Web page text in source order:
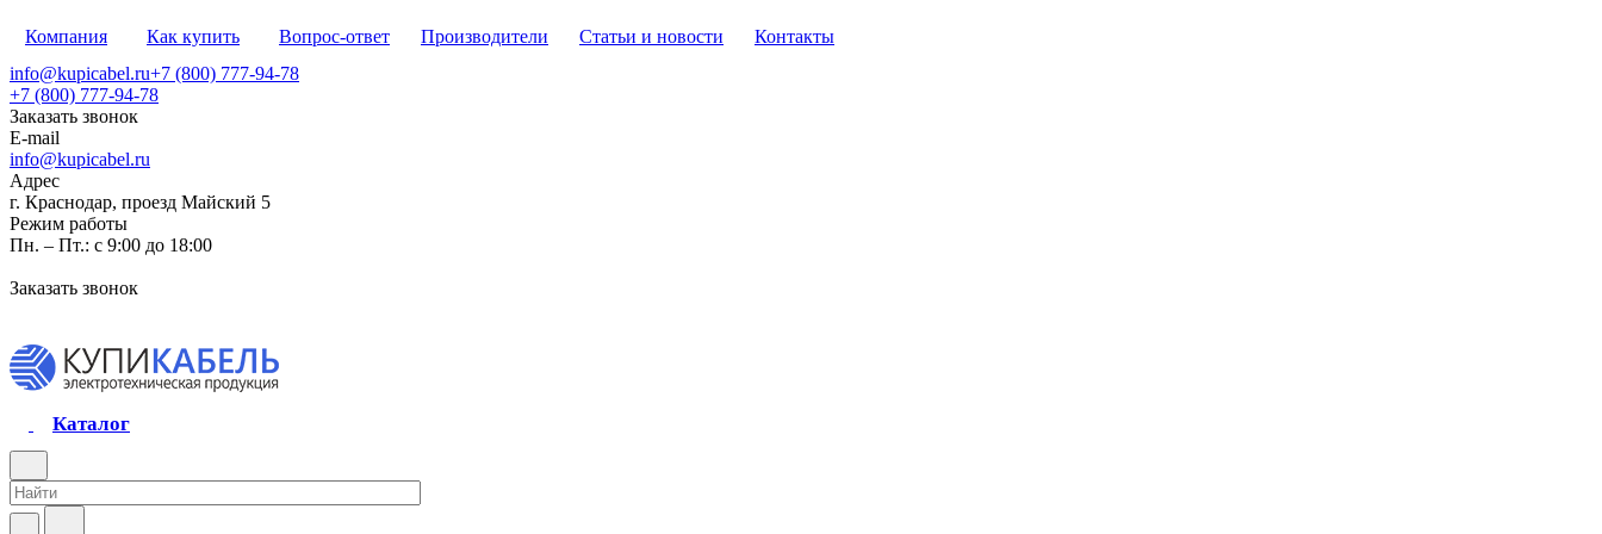
Компания Как купить Вопрос-ответ Производители Статьи и новости
Контакты
info@kupicabel.ru+7 (800) 777-94-78
+7 (800) 777-94-78
Заказать звонок
E-mail
info@kupicabel.ru
Адрес
г. Краснодар, проезд Майский 5
Режим работы
Пн. – Пт.: с 9:00 до 18:00
Заказать звонок
Каталог